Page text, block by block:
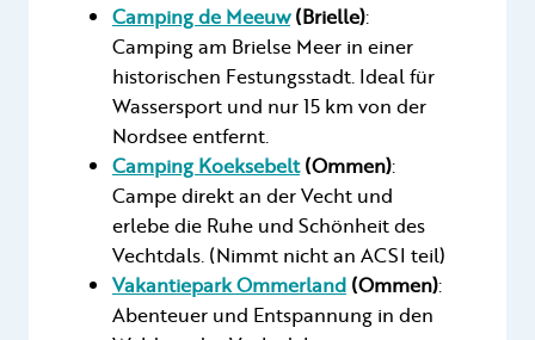
Camping de Meeuw(Brielle):
Camping am Brielse Meer in einer
historischen Festungsstadt. Ideal für
Wassersport und nur 15 km von der
Nordsee entfernt.
Camping Koeksebelt(Ommen):
Campe direkt an der Vecht und
erlebe die Ruhe und Schönheit des
Vechtdals. (Nimmt nicht an ACSI teil)
Vakantiepark Ommerland (Ommen):
Abenteuer und Entspannung in den